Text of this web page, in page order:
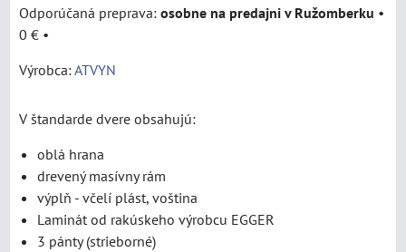
osobne na predajni v Ružomberku •
0 € •
Výrobca:ATVYN
V štandarde dvere obsahujú:
oblá hrana
drevený masívny rám
výplň - včelí plást, voština
Laminát od rakúskeho výrobcu EGGER
3 pánty (strieborné)